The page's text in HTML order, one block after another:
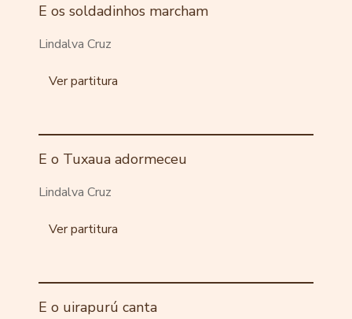
E os soldadinhos marcham
Lindalva Cruz
Ver partitura
E o Tuxaua adormeceu
Lindalva Cruz
Ver partitura
E o uirapurú canta